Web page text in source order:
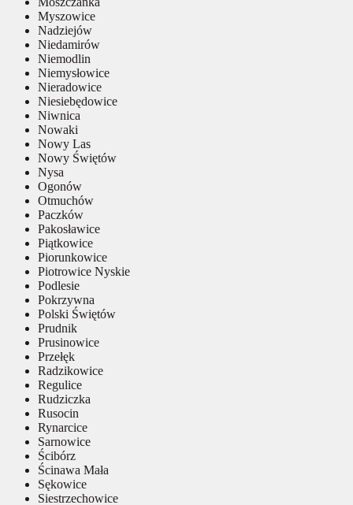
Myszowice
Nadziejów
Niedamirów
Niemodlin
Niemysłowice
Nieradowice
Niesiebędowice
Niwnica
Nowaki
Nowy Las
Nowy Świętów
Nysa
Ogonów
Otmuchów
Paczków
Pakosławice
Piątkowice
Piorunkowice
Piotrowice Nyskie
Podlesie
Pokrzywna
Polski Świętów
Prudnik
Prusinowice
Przełęk
Radzikowice
Regulice
Rudziczka
Rusocin
Rynarcice
Sarnowice
Ścibórz
Ścinawa Mała
Sękowice
Siestrzechowice